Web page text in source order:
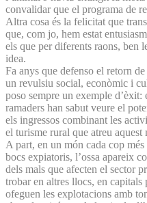
convalidar que el programa de
Altra cosa és la felicitat que
que, com jo, hem estat
els que per diferents raons, ben
idea.
Fa anys que defenso el retorn
un revulsiu social, econòmic i
poso sempre un exemple
ramaders han sabut veure el
els ingressos combinant les
el turisme rural que atreu
A part, en un món cada cop
bocs expiatoris, l’ossa apareix
dels mals que afecten el sector
trobar en altres llocs, en
ofeguen les explotacions amb